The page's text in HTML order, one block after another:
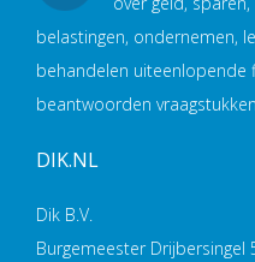
belastingen, ondernemen,
behandelen uiteenlopende
beantwoorden
DIK.NL
Dik B.V.
Burgemeester Drijbersingel